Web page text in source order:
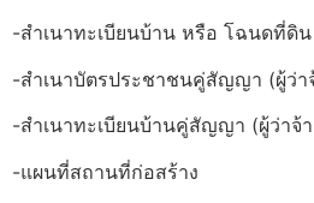
-สำเนาทะเบียนบ้าน หรือ โฉนดที่
-สำเนาบัตรประชาชนคู่สัญญา (ผู้ว่า
-สำเนาทะเบียนบ้านคู่สัญญา (ผู้ว่าจ้า
-แผนที่สถานที่ก่อสร้าง